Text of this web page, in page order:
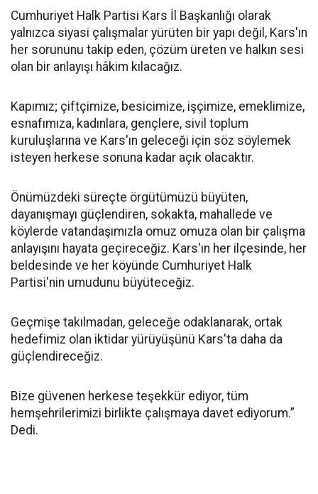
Cumhuriyet Halk Partisi Kars İl Başkanlığı olarak
yalnızca siyasi çalışmalar yürüten bir yapı değil, Kars'ın
her sorununu takip eden, çözüm üreten ve halkın sesi
olan bir anlayışı hâkim kılacağız.
Kapımız; çiftçimize, besicimize, işçimize, emeklimize,
esnafımıza, kadınlara, gençlere, sivil toplum
kuruluşlarına ve Kars'ın geleceği için söz söylemek
isteyen herkese sonuna kadar açık olacaktır.
Önümüzdeki süreçte örgütümüzü büyüten,
dayanışmayı güçlendiren, sokakta, mahallede ve
köylerde vatandaşımızla omuz omuza olan bir çalışma
anlayışını hayata geçireceğiz. Kars'ın her ilçesinde, her
beldesinde ve her köyünde Cumhuriyet Halk
Partisi'nin umudunu büyüteceğiz.
Geçmişe takılmadan, geleceğe odaklanarak, ortak
hedefimiz olan iktidar yürüyüşünü Kars'ta daha da
güçlendireceğiz.
Bize güvenen herkese teşekkür ediyor, tüm
hemşehrilerimizi birlikte çalışmaya davet ediyorum.”
Dedi.